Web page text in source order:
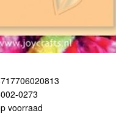
0273
voorraad